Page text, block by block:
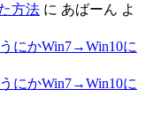
方法 に あばーん よ
にかWin7→Win10に
にかWin7→Win10に